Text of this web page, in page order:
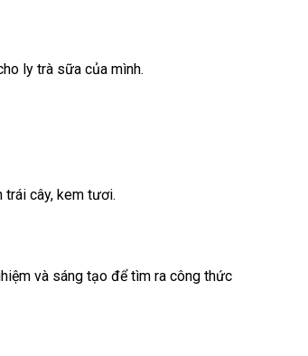
ly trà sữa của mình.
cây, kem tươi.
và sáng tạo để tìm ra công thức